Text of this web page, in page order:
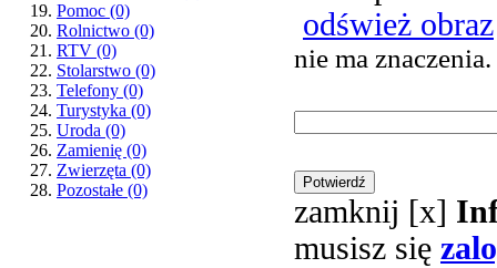
Pomoc (0)
Rolnictwo (0)
RTV (0)
Stolarstwo (0)
Telefony (0)
Turystyka (0)
Uroda (0)
Zamienię (0)
Zwierzęta (0)
Pozostałe (0)
odśwież obraz
nie ma znaczenia.
zamknij [x]
musisz się